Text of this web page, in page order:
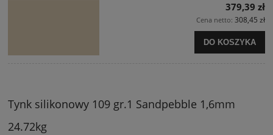
379,39 zł
Cena netto: 308,45 zł
DO KOSZYKA
Tynk silikonowy 109 gr.1 Sandpebble 1,6mm
24.72kg